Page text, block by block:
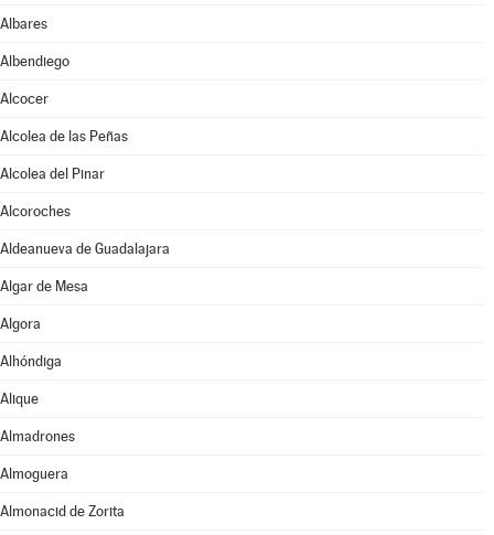
Albares
Albendiego
Alcocer
Alcolea de las Peñas
Alcolea del Pinar
Alcoroches
Aldeanueva de Guadalajara
Algar de Mesa
Algora
Alhóndiga
Alique
Almadrones
Almoguera
Almonacid de Zorita